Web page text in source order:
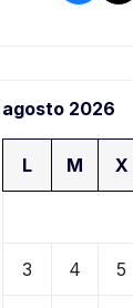
agosto 2026
L M X
3 4 5